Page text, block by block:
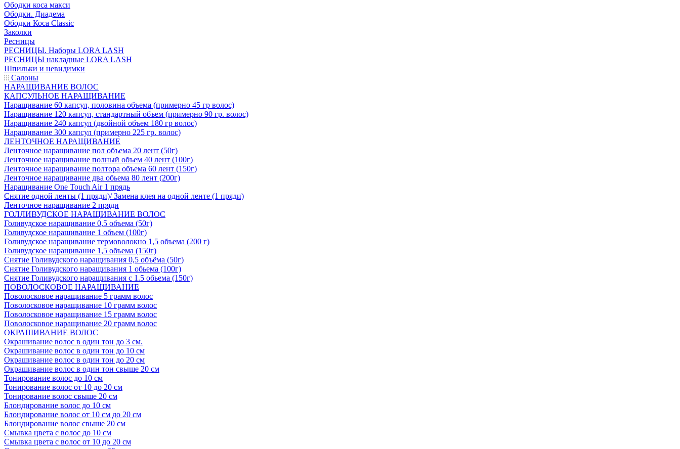
Ободки коса макси
Ободки. Диадема
Ободки Коса Classic
Заколки
Ресницы
РЕСНИЦЫ. Наборы LORA LASH
РЕСНИЦЫ накладные LORA LASH
Шпильки и невидимки
Салоны
НАРАЩИВАНИЕ ВОЛОС
КАПСУЛЬНОЕ НАРАЩИВАНИЕ
Наращивание 60 капсул, половина объема (примерно 45 гр волос)
Наращивание 120 капсул, стандартный объем (примерно 90 гр. волос)
Наращивание 240 капсул (двойной объем 180 гр волос)
Наращивание 300 капсул (примерно 225 гр. волос)
ЛЕНТОЧНОЕ НАРАЩИВАНИЕ
Ленточное наращивание пол объема 20 лент (50г)
Ленточное наращивание полный объем 40 лент (100г)
Ленточное наращивание полтора объема 60 лент (150г)
Ленточное наращивание два обьема 80 лент (200г)
Наращивание One Touch Air 1 прядь
Снятие одной ленты (1 пряди)/ Замена клея на одной ленте (1 пряди)
Ленточное наращивание 2 пряди
ГОЛЛИВУДСКОЕ НАРАЩИВАНИЕ ВОЛОС
Голивудское наращивание 0,5 объема (50г)
Голивудское наращивание 1 объем (100г)
Голивудское наращивание термоволокно 1,5 объема (200 г)
Голивудское наращивание 1,5 объема (150г)
Снятие Голивудского наращивания 0,5 объёма (50г)
Снятие Голивудского наращивания 1 обьема (100г)
Снятие Голивудского наращивания с 1.5 обьема (150г)
ПОВОЛОСКОВОЕ НАРАЩИВАНИЕ
Поволосковое наращивание 5 грамм волос
Поволосковое наращивание 10 грамм волос
Поволосковое наращивание 15 грамм волос
Поволосковое наращивание 20 грамм волос
ОКРАШИВАНИЕ ВОЛОС
Окрашивание волос в один тон до 3 см.
Окрашивание волос в один тон до 10 см
Окрашивание волос в один тон до 20 см
Окрашивание волос в один тон свыше 20 см
Тонирование волос до 10 см
Тонирование волос от 10 до 20 см
Тонирование волос свыше 20 см
Блондирование волос до 10 см
Блондирование волос от 10 см до 20 см
Блондирование волос свыше 20 см
Смывка цвета с волос до 10 см
Смывка цвета с волос от 10 до 20 см